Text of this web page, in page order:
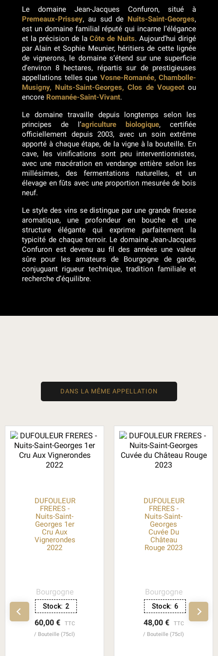
Le domaine Jean-Jacques Confuron, situé à
Premeaux-Prissey, au sud de Nuits-Saint-Georges,
est un domaine familial réputé qui incarne l’élégance
et la précision de laCôte de Nuits. Aujourd’hui dirigé
par Alain et Sophie Meunier, héritiers de cette lignée
de vignerons, le domaine s’étend sur une superficie
d’environ 8 hectares, répartis sur de prestigieuses
appellations telles que Vosne-Romanée, Chambolle-
Musigny, Nuits-Saint-Georges, Clos de Vougeotou
encore Romanée-Saint-Vivant.
Le domaine travaille depuis longtemps selon les
principes de l’agriculture biologique, certifiée
officiellement depuis 2003, avec un soin extrême
apporté à chaque étape, de la vigne à la bouteille. En
cave, les vinifications sont peu interventionnistes,
avec une macération en vendange entière selon les
millésimes, des fermentations naturelles, et un
élevage en fûts avec une proportion mesurée de bois
neuf.
Le style des vins se distingue par une grande finesse
aromatique, une profondeur en bouche et une
structure élégante qui exprime parfaitement la
typicité de chaque terroir. Le domaine Jean-Jacques
Confuron est devenu au fil des années une valeur
sûre pour les amateurs de Bourgogne de garde,
conjuguant rigueur technique, tradition familiale et
recherche d’équilibre.
DANS LA MÊME APPELLATION
DUFOULEUR
FRERES -
Nuits-Saint-
Georges 1er
Cru Aux
Vignerondes
2022
Bourgogne
Stock: 2
60,00 €
TTC
Bouteille (75cl)
DUFOULEUR
FRERES -
Nuits-Saint-
Georges
Cuvée Du
Château
Rouge 2023
Bourgogne
Stock: 6
48,00 €
TTC
Bouteille (75cl)